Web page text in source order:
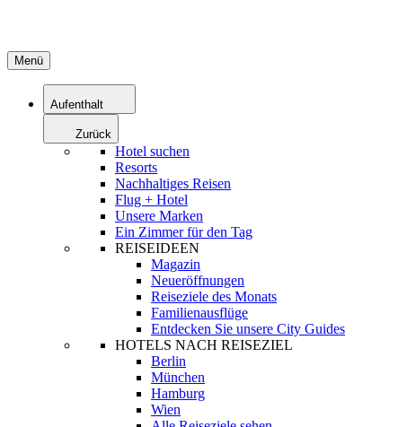
Menü
Aufenthalt
Zurück
Hotel suchen
Resorts
Nachhaltiges Reisen
Flug + Hotel
Unsere Marken
Ein Zimmer für den Tag
REISEIDEEN
Magazin
Neueröffnungen
Reiseziele des Monats
Familienausflüge
Entdecken Sie unsere City Guides
HOTELS NACH REISEZIEL
Berlin
München
Hamburg
Wien